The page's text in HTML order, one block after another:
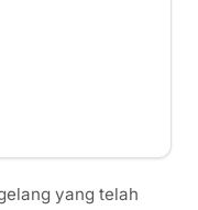
yang telah